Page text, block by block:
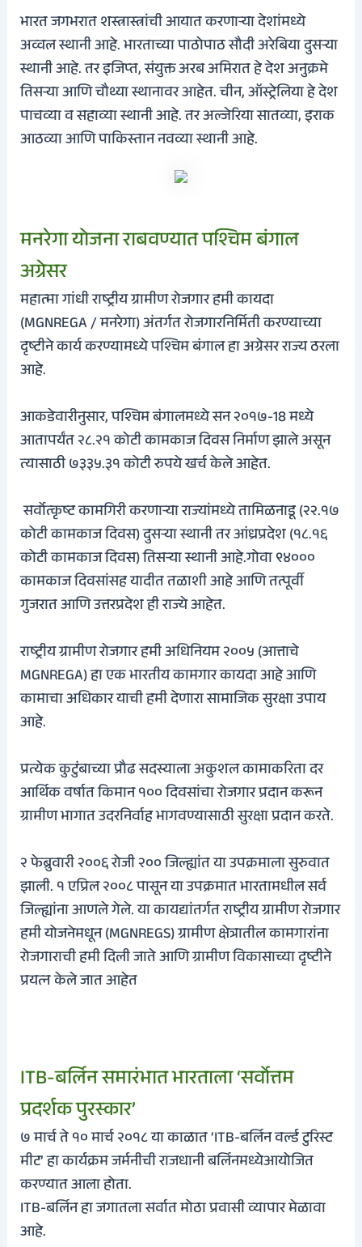
भारत जगभरात शस्त्रास्त्रांची आयात करणाऱ्या देशांमध्ये
अव्वल स्थानी आहे. भारताच्या पाठोपाठ सौदी अरेबिया दुसऱ्या
स्थानी आहे. तर इजिप्त, संयुक्त अरब अमिरात हे देश अनुक्रमे
तिसऱ्या आणि चौथ्या स्थानावर आहेत.चीन, ऑस्ट्रेलिया हे देश
पाचव्या व सहाव्या स्थानी आहे. तर अल्जेरिया सातव्या, इराक
आठव्या आणि पाकिस्तान नवव्या स्थानी आहे.
मनरेगा योजना राबवण्यात पश्चिम बंगाल
अग्रेसर
महात्मा गांधी राष्ट्रीय ग्रामीण रोजगार हमी कायदा
(MGNREGA / मनरेगा) अंतर्गत रोजगारनिर्मिती करण्याच्या
दृष्टीने कार्य करण्यामध्ये पश्चिम बंगाल हा अग्रेसर राज्य ठरला
आहे.
आकडेवारीनुसार, पश्चिम बंगालमध्ये सन २०१७-18 मध्ये
आतापर्यंत २८.२१ कोटी कामकाज दिवस निर्माण झाले असून
त्यासाठी ७३३५.३१ कोटी रुपये खर्च केले आहेत.
सर्वोत्कृष्ट कामगिरी करणार्‍या राज्यांमध्ये तामिळनाडू (२२.१७
कोटी कामकाज दिवस) दुसर्‍या स्थानी तर आंध्रप्रदेश (१८.१६
कोटी कामकाज दिवस) तिसर्‍या स्थानी आहे.गोवा ९४०००
कामकाज दिवसांसह यादीत तळाशी आहे आणि तत्पूर्वी
गुजरात आणि उत्तरप्रदेश ही राज्ये आहेत.
राष्ट्रीय ग्रामीण रोजगार हमी अधिनियम २००५ (आत्ताचे
MGNREGA) हा एक भारतीय कामगार कायदा आहे आणि
कामाचा अधिकार याची हमी देणारा सामाजिक सुरक्षा उपाय
आहे.
प्रत्येक कुटुंबाच्या प्रौढ सदस्याला अकुशल कामाकरिता दर
आर्थिक वर्षात किमान १०० दिवसांचा रोजगार प्रदान करून
ग्रामीण भागात उदरनिर्वाह भागवण्यासाठी सुरक्षा प्रदान करते.
२ फेब्रुवारी २००६ रोजी २०० जिल्ह्यांत या उपक्रमाला सुरुवात
झाली. १ एप्रिल २००८ पासून या उपक्रमात भारतामधील सर्व
जिल्ह्यांना आणले गेले. या कायद्यांतर्गत राष्ट्रीय ग्रामीण रोजगार
हमी योजनेमधून (MGNREGS) ग्रामीण क्षेत्रातील कामगारांना
रोजगाराची हमी दिली जाते आणि ग्रामीण विकासाच्या दृष्टीने
प्रयत्न केले जात आहेत
ITB-बर्लिन समारंभात भारताला ‘सर्वोत्तम
प्रदर्शक पुरस्कार’
७ मार्च ते १० मार्च २०१८ या काळात ‘ITB-बर्लिन वर्ल्ड टुरिस्ट
मीट’ हा कार्यक्रम जर्मनीची राजधानी बर्लिनमध्येआयोजित
करण्यात आला होता.
ITB-बर्लिन हा जगातला सर्वात मोठा प्रवासी व्यापार मेळावा
आहे.